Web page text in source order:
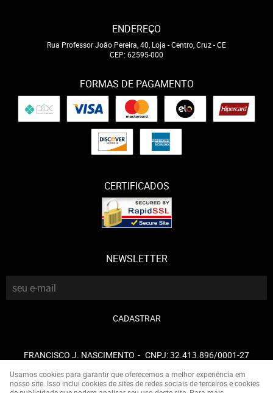
ENDEREÇO
Rua Professor João Pereira, 40, Loja -Centro, Cruz-CE
CEP: 62595-000
FORMAS DE PAGAMENTO
CERTIFICADOS
NEWSLETTER
CADASTRAR
FRANCISCO J. NASCIMENTO CNPJ: 32.413.896/0001-27
Usamos cookies para garantir que oferecemos a melhor experiência em
nosso site. Isso inclui cookies de sites de redes sociais de terceiros e cookies